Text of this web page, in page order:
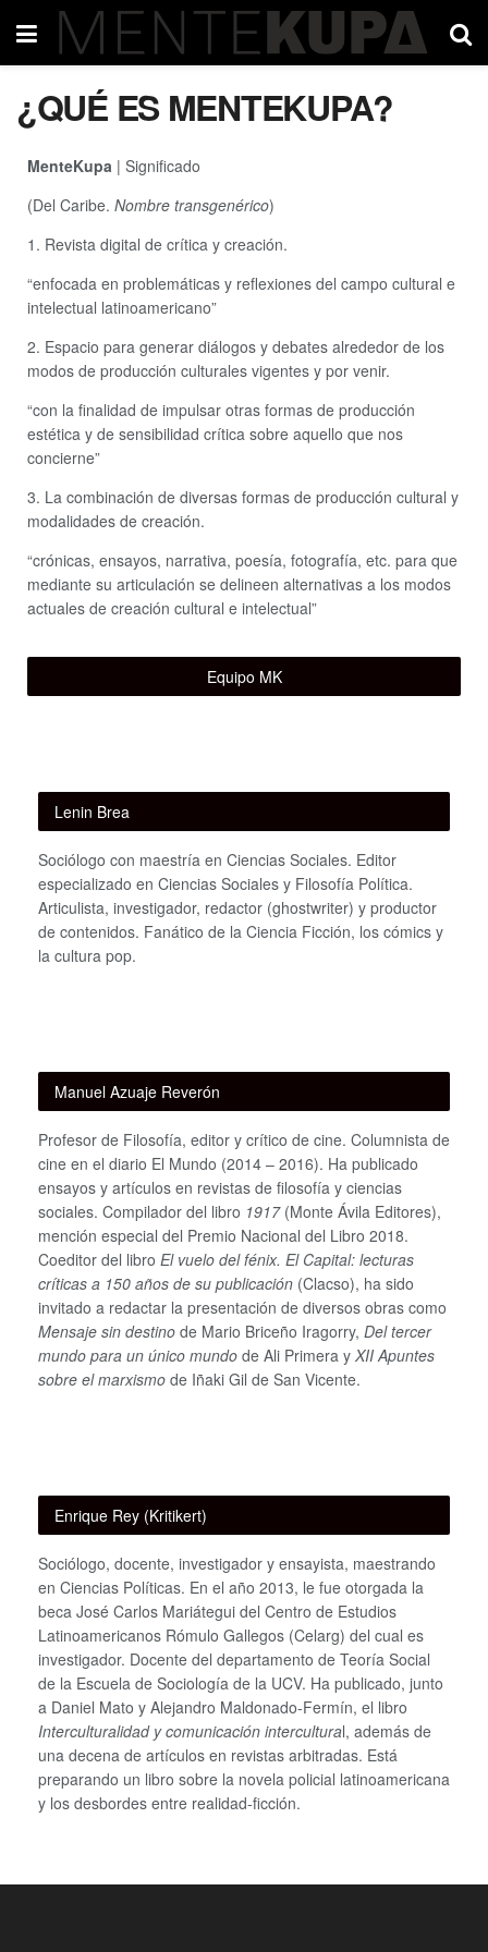
¿QUÉ ES MENTEKUPA?
MenteKupa | Significado
(Del Caribe. Nombre transgenérico)
1. Revista digital de crítica y creación.
“enfocada en problemáticas y reflexiones del campo cultural e
intelectual latinoamericano”
2. Espacio para generar diálogos y debates alrededor de los
modos de producción culturales vigentes y por venir.
“con la finalidad de impulsar otras formas de producción
estética y de sensibilidad crítica sobre aquello que nos
concierne”
3. La combinación de diversas formas de producción cultural y
modalidades de creación.
“crónicas, ensayos, narrativa, poesía, fotografía, etc. para que
mediante su articulación se delineen alternativas a los modos
actuales de creación cultural e intelectual”
Equipo MK
Lenin Brea
Sociólogo con maestría en Ciencias Sociales. Editor
especializado en Ciencias Sociales y Filosofía Política.
Articulista, investigador, redactor (ghostwriter) y productor
de contenidos. Fanático de la Ciencia Ficción, los cómics y
la cultura pop.
Manuel Azuaje Reverón
Profesor de Filosofía, editor y crítico de cine. Columnista de
cine en el diario El Mundo (2014 – 2016). Ha publicado
ensayos y artículos en revistas de filosofía y ciencias
sociales. Compilador del libro 1917(Monte Ávila Editores),
mención especial del Premio Nacional del Libro 2018.
Coeditor del libro El vuelo del fénix. El Capital: lecturas
críticas a 150 años de su publicación (Clacso), ha sido
invitado a redactar la presentación de diversos obras como
Mensaje sin destino de Mario Briceño Iragorry, Del tercer
mundo para un único mundo de Ali Primera y XII Apuntes
sobre el marxismo de Iñaki Gil de San Vicente.
Enrique Rey (Kritikert)
Sociólogo, docente, investigador y ensayista, maestrando
en Ciencias Políticas. En el año 2013, le fue otorgada la
beca José Carlos Mariátegui del Centro de Estudios
Latinoamericanos Rómulo Gallegos (Celarg) del cual es
investigador. Docente del departamento de Teoría Social
de la Escuela de Sociología de la UCV. Ha publicado, junto
a Daniel Mato y Alejandro Maldonado-Fermín, el libro
Interculturalidad y comunicación intercultural, además de
una decena de artículos en revistas arbitradas. Está
preparando un libro sobre la novela policial latinoamericana
y los desbordes entre realidad-ficción.